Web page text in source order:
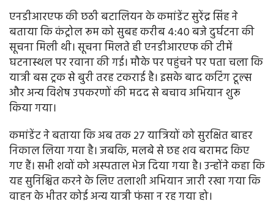
एनडीआरएफ की छठी बटालियन के कमांडेंट सुरेंद्र सिंह ने
बताया कि कंट्रोल रूम को सुबह करीब 4:40 बजे दुर्घटना की
सूचना मिली थी। सूचना मिलते ही एनडीआरएफ की टीमें
घटनास्थल पर रवाना की गई। मौके पर पहुंचने पर पता चला कि
यात्री बस ट्रक से बुरी तरह टकराई है। इसके बाद कटिंग टूल्स
और अन्य विशेष उपकरणों की मदद से बचाव अभियान शुरू
किया गया।
कमांडेंट ने बताया कि अब तक 27 यात्रियों को सुरक्षित बाहर
निकाल लिया गया है। जबकि, मलबे से छह शव बरामद किए
गए हैं। सभी शवों को अस्पताल भेज दिया गया है। उन्होंने कहा कि
यह सुनिश्चित करने के लिए तलाशी अभियान जारी रखा गया कि
वाहन के भीतर कोई अन्य यात्री फंसा न रह गया हो।